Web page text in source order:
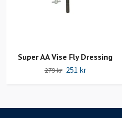
Super AA Vise Fly Dressing
279 kr 251 kr